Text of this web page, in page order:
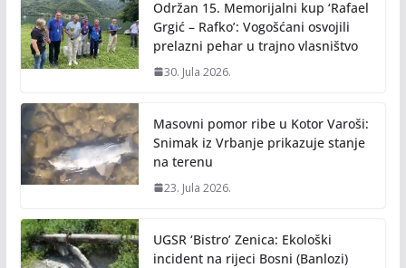
k k
Održan 15. Memorijalni kup ‘Rafael
Grgić – Rafko’: Vogošćani osvojili
prelazni pehar u trajno vlasništvo
30. Jula 2026.
Masovni pomor ribe u Kotor Varoši:
Snimak iz Vrbanje prikazuje stanje
na terenu
23. Jula 2026.
UGSR ‘Bistro’ Zenica: Ekološki
incident na rijeci Bosni (Banlozi)